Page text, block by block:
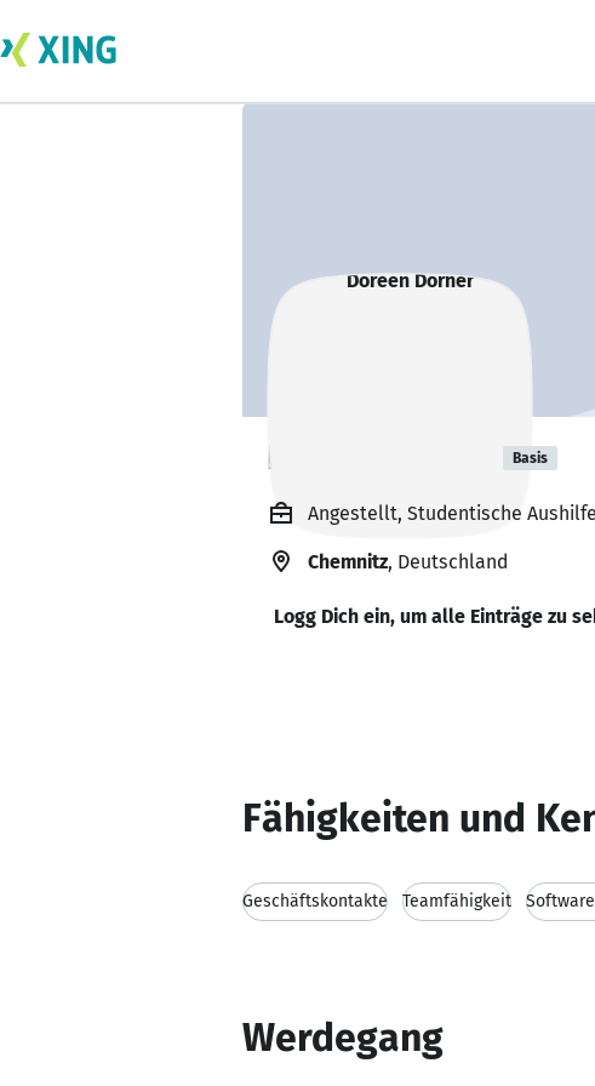
Doreen Dörner Basis
Angestellt, Studentische
Chemnitz, Deutschland
Logg Dich ein, um alle Einträge zu
Fähigkeiten und
Geschäftskontakte Teamfähigkeit
Werdegang